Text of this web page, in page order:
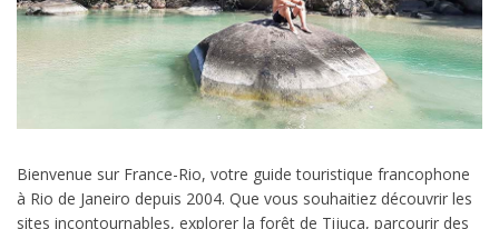
Bienvenue sur France-Rio, votre guide touristique francophone
à Rio de Janeiro depuis 2004. Que vous souhaitiez découvrir les
sites incontournables, explorer la forêt de Tijuca, parcourir des